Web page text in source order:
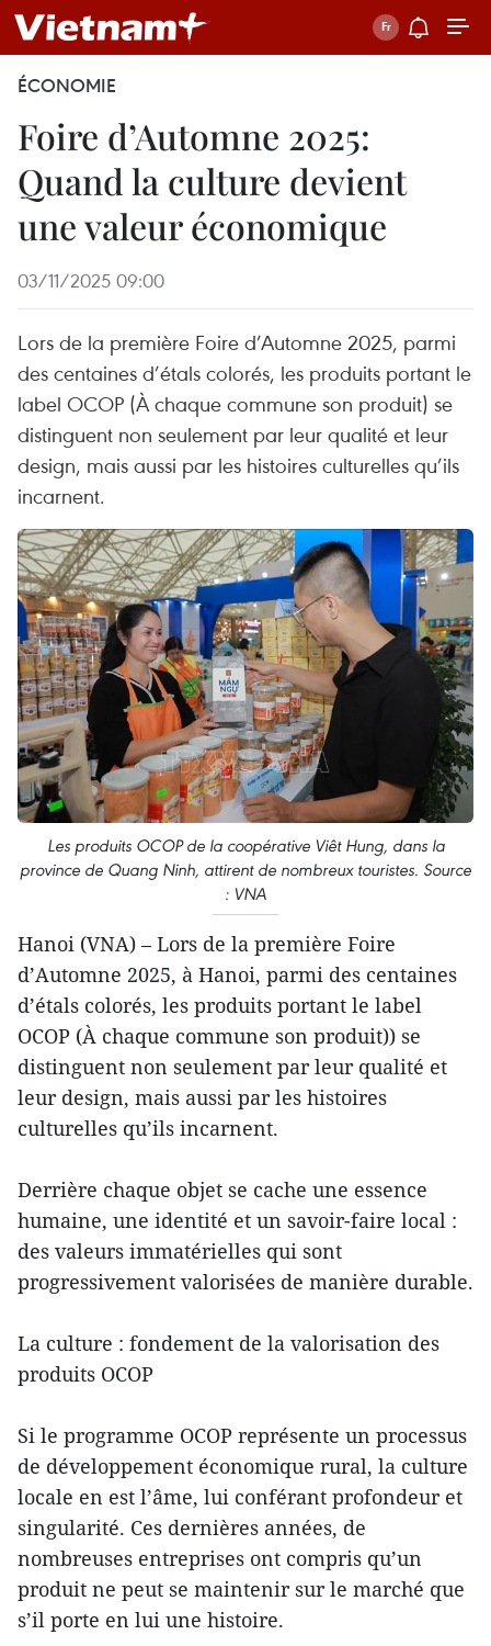
ÉCONOMIE
Foire d’Automne 2025:
Quand la culture devient
une valeur économique
03/11/2025 09:00
Lors de la première Foire d’Automne 2025, parmi
des centaines d’étals colorés, les produits portant le
label OCOP (À chaque commune son produit) se
distinguent non seulement par leur qualité et leur
design, mais aussi par les histoires culturelles qu’ils
incarnent.
Les produits OCOP de la coopérative Viêt Hung, dans la
province de Quang Ninh, attirent de nombreux touristes. Source
: VNA
Hanoi (VNA) – Lors de la première Foire
d’Automne 2025, à Hanoi, parmi des centaines
d’étals colorés, les produits portant le label
OCOP (À chaque commune son produit)) se
distinguent non seulement par leur qualité et
leur design, mais aussi par les histoires
culturelles qu’ils incarnent.
Derrière chaque objet se cache une essence
humaine, une identité et un savoir-faire local :
des valeurs immatérielles qui sont
progressivement valorisées de manière durable.
La culture : fondement de la valorisation des
produits OCOP
Si le programme OCOP représente un processus
de développement économique rural, la culture
locale en est l’âme, lui conférant profondeur et
singularité. Ces dernières années, de
nombreuses entreprises ont compris qu’un
produit ne peut se maintenir sur le marché que
s’il porte en lui une histoire.